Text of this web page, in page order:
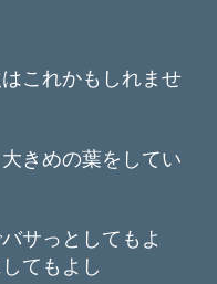
これかもしれませ
きめの葉をしてい
サっとしてもよ
てもよし